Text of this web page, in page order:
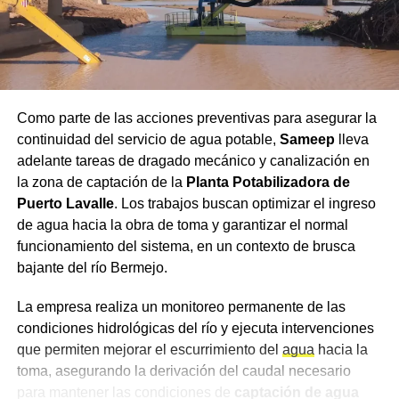
B° Esperanza
B° Aipo
B° J. J. Valle
B° San Antonio
B° Cambalache
B° 4 de Octubre
B° 45 Viviendas
B° Coria
Quinta Ledesma
B° Cecchini
Mapeo de maridajes: La cerveza amplió su
presencia en la gastronomía formal, combinándose
con carnes a las brasas, pastas e incluso postres.
Canales de compra directos: Las plataformas de
envío a domicilio registraron subas constantes en
la demanda, especialmente durante eventos
deportivos de gran escala.
Secretos para servirla y
conservar la calidad
Especialistas del sector señalan que la forma de servido
molestias digestivas. La presencia de dos dedos de
espuma es obligatoria para proteger la bebida del
contacto con el oxígeno y retener la gasificación.
Como parte de las acciones preventivas para asegurar la
continuidad del servicio de agua potable, Sameeplleva
adelante tareas de dragado mecánico y canalización en
la zona de captación de la Planta Potabilizadora de
Puerto Lavalle. Los trabajos buscan optimizar el ingreso
de agua hacia la obra de toma y garantizar el normal
funcionamiento del sistema, en un contexto de brusca
bajante del río Bermejo.
La empresa realiza un monitoreo permanente de las
condiciones hidrológicas del río y ejecuta intervenciones
que permiten mejorar el escurrimiento del agua hacia la
toma, asegurando la derivación del caudal necesario
para mantener las condiciones de
captación de agua